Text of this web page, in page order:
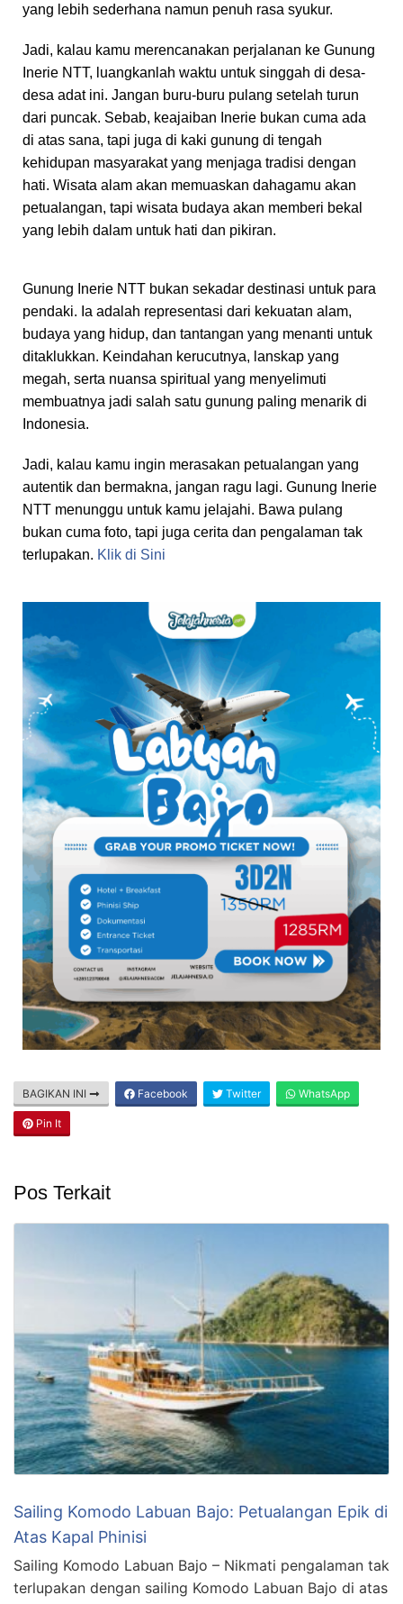
yang lebih sederhana namun penuh rasa syukur.
Jadi, kalau kamu merencanakan perjalanan ke Gunung
Inerie NTT, luangkanlah waktu untuk singgah di desa-
desa adat ini. Jangan buru-buru pulang setelah turun
dari puncak. Sebab, keajaiban Inerie bukan cuma ada
di atas sana, tapi juga di kaki gunung di tengah
kehidupan masyarakat yang menjaga tradisi dengan
hati. Wisata alam akan memuaskan dahagamu akan
petualangan, tapi wisata budaya akan memberi bekal
yang lebih dalam untuk hati dan pikiran.
Gunung Inerie NTT bukan sekadar destinasi untuk para
pendaki. Ia adalah representasi dari kekuatan alam,
budaya yang hidup, dan tantangan yang menanti untuk
ditaklukkan. Keindahan kerucutnya, lanskap yang
megah, serta nuansa spiritual yang menyelimuti
membuatnya jadi salah satu gunung paling menarik di
Indonesia.
Jadi, kalau kamu ingin merasakan petualangan yang
autentik dan bermakna, jangan ragu lagi. Gunung Inerie
NTT menunggu untuk kamu jelajahi. Bawa pulang
bukan cuma foto, tapi juga cerita dan pengalaman tak
terlupakan. Klik di Sini
BAGIKAN INI Facebook Twitter WhatsApp
Pin It
Pos Terkait
Sailing Komodo Labuan Bajo: Petualangan Epik di
Atas Kapal Phinisi
Sailing Komodo Labuan Bajo – Nikmati pengalaman tak
terlupakan dengan sailing Komodo Labuan Bajo di atas